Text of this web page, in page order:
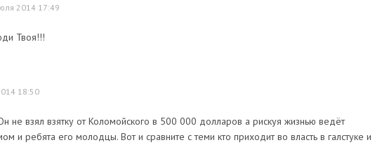
2014 17:49
Твоя!!!
18:50
не взял взятку от Коломойского в 500 000 долларов а рискуя жизнью ведёт
и ребята его молодцы. Вот и сравните с теми кто приходит во власть в галстуке и